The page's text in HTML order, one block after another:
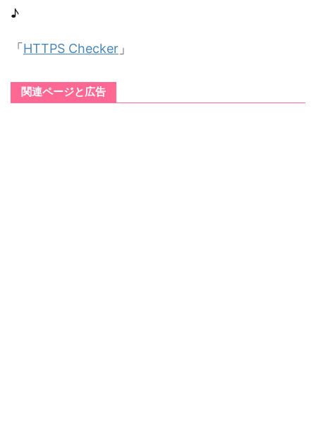
♪
「 HTTPS Checker 」
関連ページと広告